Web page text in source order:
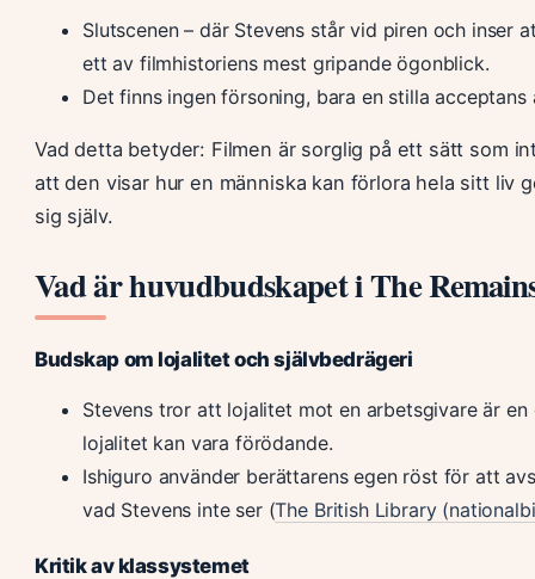
Slutscenen – där Stevens står vid piren och inser
ett av filmhistoriens mest gripande ögonblick.
Det finns ingen försoning, bara en stilla
Vad detta betyder: Filmen är sorglig på ett sätt som
att den visar hur en människa kan förlora hela sitt liv
sig själv.
Vad är huvudbudskapet i The
Budskap om lojalitet och självbedrägeri
Stevens tror att lojalitet mot en arbetsgivare är
lojalitet kan vara förödande.
Ishiguro använder berättarens egen röst för att
vad Stevens inte ser (The British Library
Kritik av klassystemet